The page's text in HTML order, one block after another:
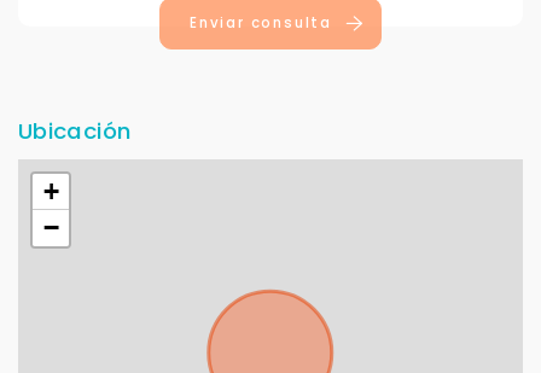
Enviar consulta
Ubicación
+
−